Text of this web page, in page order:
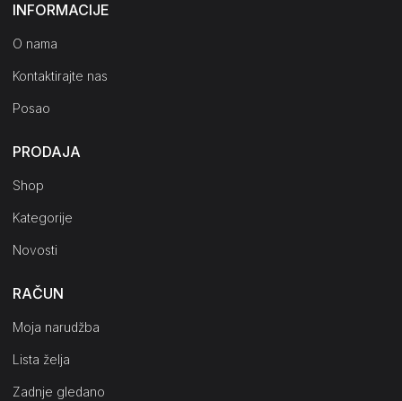
INFORMACIJE
O nama
Kontaktirajte nas
Posao
PRODAJA
Shop
Kategorije
Novosti
RAČUN
Moja narudžba
Lista želja
Zadnje gledano